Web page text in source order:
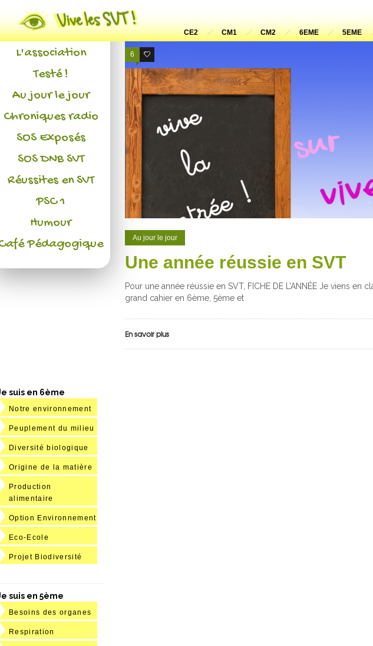
CE2 CM1 CM2 6EME 5EME
6 0
Au jour le jour
Une année réussie en SVT
Pour une année réussie en SVT, FICHE DE L’ANNÉE Je viens
grand cahier en 6ème, 5ème et
En savoir plus
Actualités
L'association
Testé !
Au jour le jour
Chroniques radio
SOS Exposés
SOS DNB SVT
Réussites en SVT
PSC 1
Humour
Pédagogique
suis en 6ème
Notre environnement
Peuplement du milieu
Diversité biologique
Origine de la matière
Production
alimentaire
Option Environnement
Eco-Ecole
Projet Biodiversité
suis en 5ème
Besoins des organes
Respiration